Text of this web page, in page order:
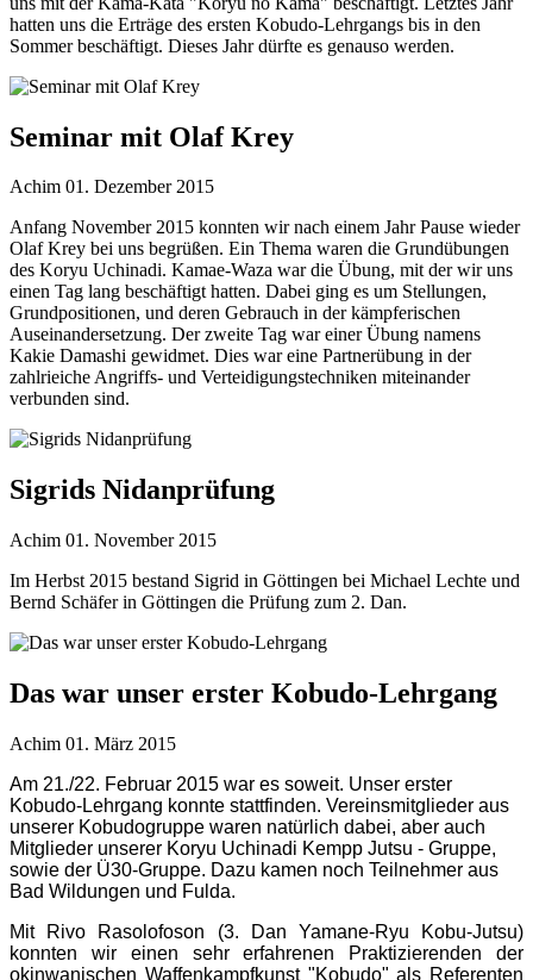
hatten uns die Erträge des ersten Kobudo-Lehrgangs bis in den
Sommer beschäftigt. Dieses Jahr dürfte es genauso werden.
Seminar mit Olaf Krey
Achim 01. Dezember 2015
Anfang November 2015 konnten wir nach einem Jahr Pause wieder
Olaf Krey bei uns begrüßen. Ein Thema waren die Grundübungen
des Koryu Uchinadi. Kamae-Waza war die Übung, mit der wir uns
einen Tag lang beschäftigt hatten. Dabei ging es um Stellungen,
Grundpositionen, und deren Gebrauch in der kämpferischen
Auseinandersetzung. Der zweite Tag war einer Übung namens
Kakie Damashi gewidmet. Dies war eine Partnerübung in der
zahlrieiche Angriffs- und Verteidigungstechniken miteinander
verbunden sind.
Sigrids Nidanprüfung
Achim 01. November 2015
Im Herbst 2015 bestand Sigrid in Göttingen bei Michael Lechte und
Bernd Schäfer in Göttingen die Prüfung zum 2. Dan.
Das war unser erster Kobudo-Lehrgang
Achim 01. März 2015
Am 21./22. Februar 2015 war es soweit. Unser erster
Kobudo-Lehrgang konnte stattfinden. Vereinsmitglieder aus
unserer Kobudogruppe waren natürlich dabei, aber auch
Mitglieder unserer Koryu Uchinadi Kempp Jutsu - Gruppe,
sowie der Ü30-Gruppe. Dazu kamen noch Teilnehmer aus
Bad Wildungen und Fulda.
Mit Rivo Rasolofoson (3. Dan Yamane-Ryu Kobu-Jutsu)
konnten wir einen sehr erfahrenen Praktizierenden der
okinwanischen Waffenkampfkunst "Kobudo" als Referenten